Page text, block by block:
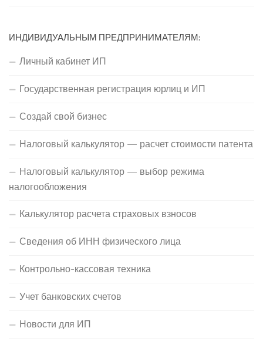
ИНДИВИДУАЛЬНЫМ ПРЕДПРИНИМАТЕЛЯМ:
Личный кабинет ИП
Государственная регистрация юрлиц и ИП
Создай свой бизнес
Налоговый калькулятор — расчет стоимости патента
Налоговый калькулятор — выбор режима
налогообложения
Калькулятор расчета страховых взносов
Сведения об ИНН физического лица
Контрольно-кассовая техника
Учет банковских счетов
Новости для ИП